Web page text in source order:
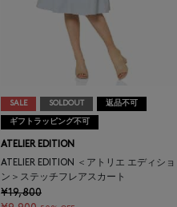
SALE SOLDOUT 返品不可
ギフトラッピング不可
ATELIER EDITION
ATELIER EDITION ＜アトリエ エディショ
ン＞ステッチフレアスカート
¥19,800